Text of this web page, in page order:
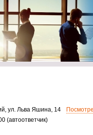
ул. Льва Яшина, 14
(автоответчик)